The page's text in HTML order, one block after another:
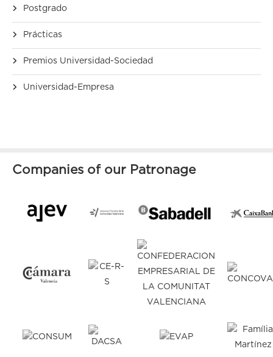
Postgrado
Prácticas
Premios Universidad-Sociedad
Universidad-Empresa
Companies of our Patronage